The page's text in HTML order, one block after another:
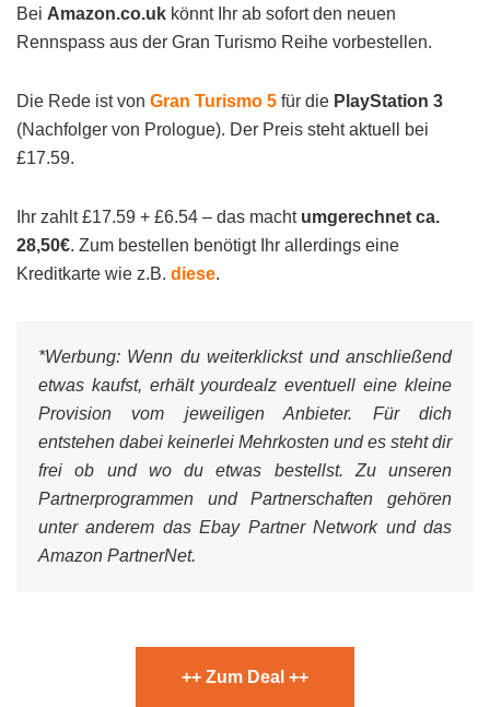
Bei Amazon.co.uk könnt Ihr ab sofort den neuen
Rennspass aus der Gran Turismo Reihe vorbestellen.
Die Rede ist von Gran Turismo 5 für die PlayStation 3
(Nachfolger von Prologue). Der Preis steht aktuell bei
£17.59.
Ihr zahlt £17.59 + £6.54 – das macht umgerechnet ca.
28,50€. Zum bestellen benötigt Ihr allerdings eine
Kreditkarte wie z.B. diese.
*Werbung: Wenn du weiterklickst und anschließend
etwas kaufst, erhält yourdealz eventuell eine kleine
Provision vom jeweiligen Anbieter. Für dich
entstehen dabei keinerlei Mehrkosten und es steht dir
frei ob und wo du etwas bestellst. Zu unseren
Partnerprogrammen und Partnerschaften gehören
unter anderem das Ebay Partner Network und das
Amazon PartnerNet.
++ Zum Deal ++